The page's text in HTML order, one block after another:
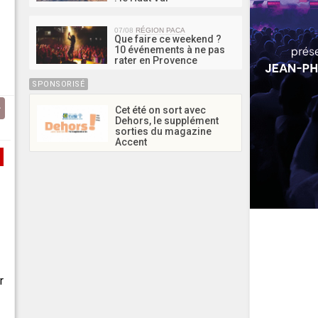
07/08 RÉGION PACA
Que faire ce weekend ?
10 événements à ne pas
rater en Provence
SPONSORISÉ
Cet été on sort avec
Dehors, le supplément
sorties du magazine
Accent